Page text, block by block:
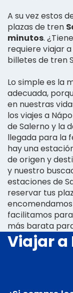
A su vez estos
plazas de tren
minutos.
requiere viajar
billetes de tren
Lo simple es la
adecuada,
en nuestras
los viajes a
de Salerno y la
llegada para la
hay una
de origen y
y nuestro
estaciones de
reservar tus
facilitamos
más barata
Viajar a